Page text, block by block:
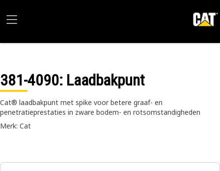
381-4090: Laadbakpunt
Cat® laadbakpunt met spike voor betere graaf- en
penetratieprestaties in zware bodem- en rotsomstandigheden
Merk: Cat